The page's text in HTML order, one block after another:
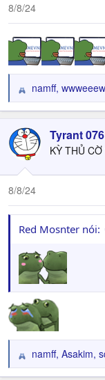
n
8/8/24
R
e
c
t
i
o
n
:
namff,
Tyrant 076
KỲ THỦ CỜ
8/8/24
Red Mosnter nói:
R
e
namff, Asakim,